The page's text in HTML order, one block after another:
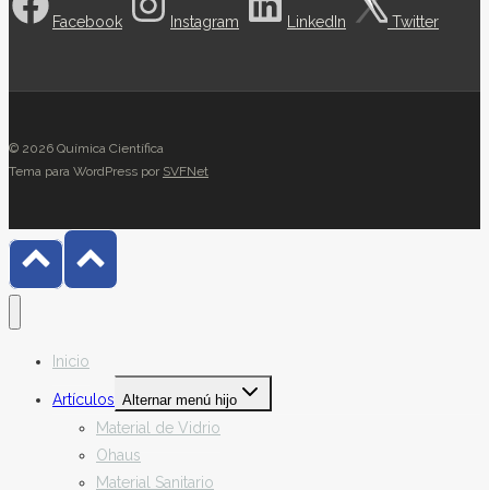
Facebook Instagram LinkedIn Twitter
© 2026 Química Científica
Tema para WordPress por SVFNet
Inicio
Artículos Alternar menú hijo
Material de Vidrio
Ohaus
Material Sanitario